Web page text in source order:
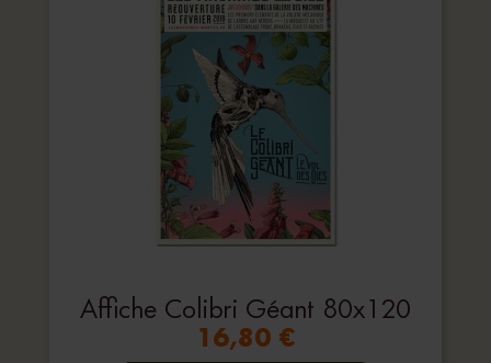
Affiche Colibri Géant 80x120
16,80 €